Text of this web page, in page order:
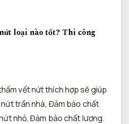
loại nào tốt? Thi công
vết nứt thích hợp sẽ giúp
trần nhà, Đảm bảo chất
nhỏ,Đảm bảo chất lượng.